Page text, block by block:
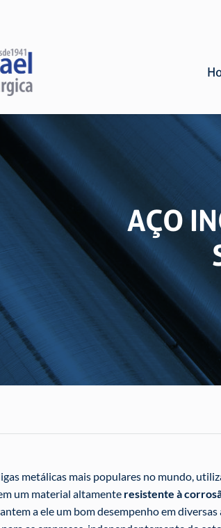
AÇO
metálicas mais populares no mundo,
um material altamenteresistente à
a ele um bom desempenho em